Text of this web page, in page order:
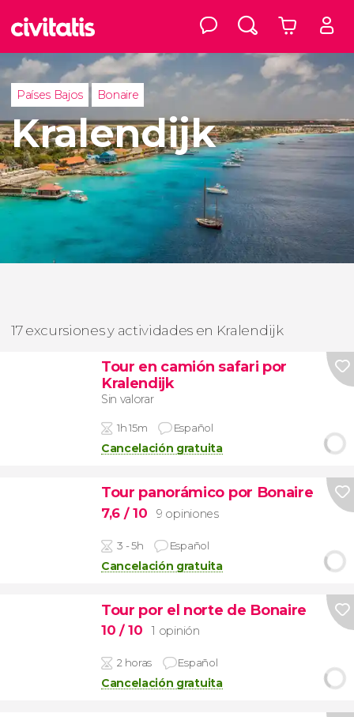
Países Bajos Bonaire
Kralendijk
17 excursiones y actividades en Kralendijk
Tour en camión safari por
Kralendijk
Sin valorar
1h 15m Español
Cancelación gratuita
Tour panorámico por Bonaire
7,6 / 10 9 opiniones
3 - 5h Español
Cancelación gratuita
Tour por el norte de Bonaire
10 / 10 1 opinión
2 horas Español
Cancelación gratuita